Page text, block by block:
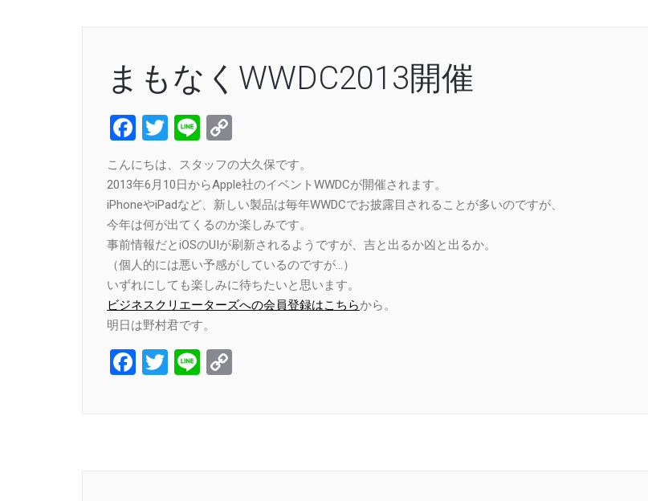
まもなくWWDC2013開催
Facebook
Twitter
Line
Link
こんにちは、スタッフの大久保です。
2013年6月10日からApple社のイベントWWDCが開催されます。
iPhoneやiPadなど、新しい製品は毎年WWDCでお披露目されることが多いのですが、
今年は何が出てくるのか楽しみです。
事前情報だとiOSのUIが刷新されるようですが、吉と出るか凶と出るか。
（個人的には悪い予感がしているのですが…）
いずれにしても楽しみに待ちたいと思います。
ビジネスクリエーターズへの会員登録はこちらから。
明日は野村君です。
Facebook
Twitter
Line